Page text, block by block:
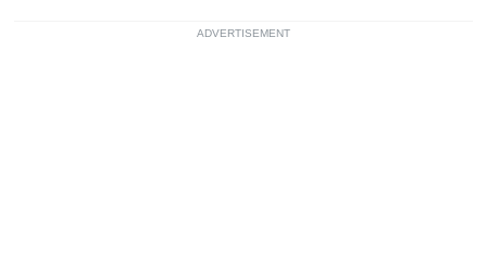
ADVERTISEMENT